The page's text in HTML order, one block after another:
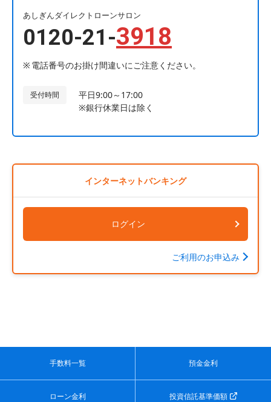
あしぎんダイレクトローンサロン
0120-21-3918
電話番号のお掛け間違いにご注意ください。
受付時間
平日9:00～17:00
※銀行休業日は除く
インターネットバンキング
ログイン
ご利用のお申込み
手数料一覧 預金金利
ローン金利 投資信託基準価額